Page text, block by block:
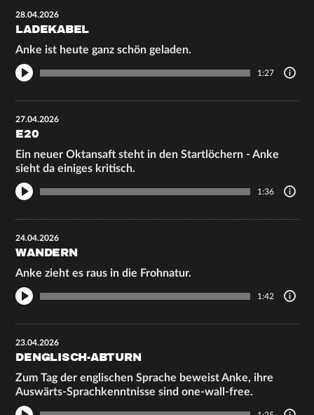
28.04.2026
LADEKABEL
Anke ist heute ganz schön geladen.
1:27
27.04.2026
E20
Ein neuer Oktansaft steht in den Startlöchern - Anke
sieht da einiges kritisch.
1:36
24.04.2026
WANDERN
Anke zieht es raus in die Frohnatur.
1:42
23.04.2026
DENGLISCH-ABTURN
Zum Tag der englischen Sprache beweist Anke, ihre
Auswärts-Sprachkenntnisse sind one-wall-free.